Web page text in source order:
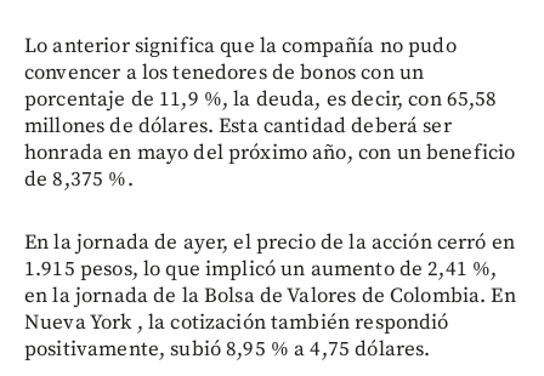
Lo anterior significa que la compañía no pudo
convencer a los tenedores de bonos con un
porcentaje de 11,9 %, la deuda, es decir, con 65,58
millones de dólares. Esta cantidad deberá ser
honrada en mayo del próximo año, con un beneficio
de 8,375 %.
En la jornada de ayer, el precio de la acción cerró en
1.915 pesos, lo que implicó un aumento de 2,41 %,
en la jornada de la Bolsa de Valores de Colombia. En
Nueva York , la cotización también respondió
positivamente, subió 8,95 % a 4,75 dólares.